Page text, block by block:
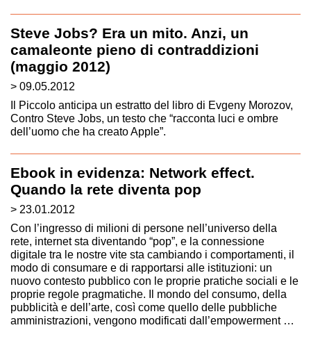
Steve Jobs? Era un mito. Anzi, un
camaleonte pieno di contraddizioni
(maggio 2012)
> 09.05.2012
Il Piccolo anticipa un estratto del libro di Evgeny Morozov,
Contro Steve Jobs, un testo che “racconta luci e ombre
dell’uomo che ha creato Apple”.
Ebook in evidenza: Network effect.
Quando la rete diventa pop
> 23.01.2012
Con l’ingresso di milioni di persone nell’universo della
rete, internet sta diventando “pop”, e la connessione
digitale tra le nostre vite sta cambiando i comportamenti, il
modo di consumare e di rapportarsi alle istituzioni: un
nuovo contesto pubblico con le proprie pratiche sociali e le
proprie regole pragmatiche. Il mondo del consumo, della
pubblicità e dell’arte, così come quello delle pubbliche
amministrazioni, vengono modificati dall’empowerment …